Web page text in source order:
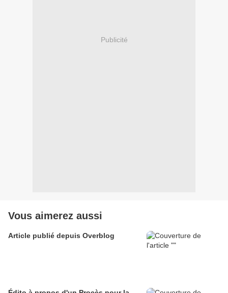
Publicité
Vous aimerez aussi
Article publié depuis Overblog